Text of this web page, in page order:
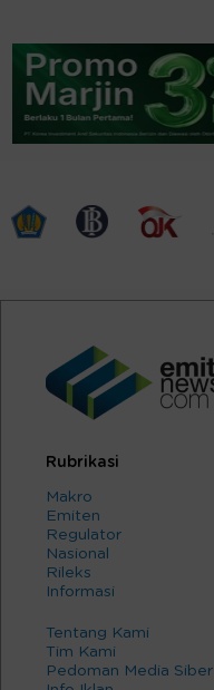
Rubrikasi
Makro
Emiten
Regulator
Nasional
Rileks
Informasi
Tentang Kami
Tim Kami
Pedoman Media Siber